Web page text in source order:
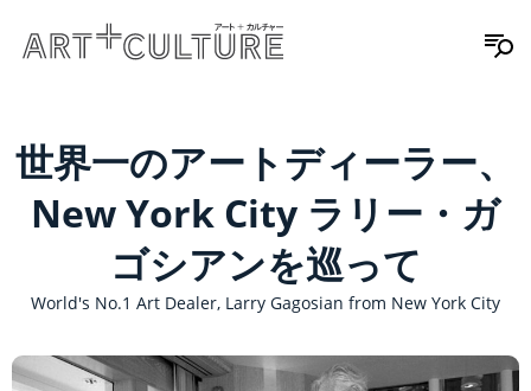
世界一のアートディーラー、
New York City ラリー・ガ
ゴシアンを巡って
World's No.1 Art Dealer, Larry Gagosian from New York City